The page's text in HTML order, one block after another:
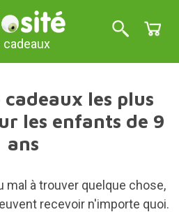
cadeaux
cadeaux les plus
les enfants de 9
ans
mal à trouver quelque chose,
recevoir n'importe quoi.